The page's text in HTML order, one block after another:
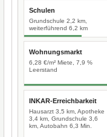
Schulen
Grundschule 2,2 km,
weiterführend 6,2 km
Wohnungsmarkt
6,28 €/m² Miete, 7,9 %
Leerstand
INKAR-Erreichbarkeit
Hausarzt 3,5 km, Apotheke
3,4 km, Grundschule 3,6
km, Autobahn 6,3 Min.